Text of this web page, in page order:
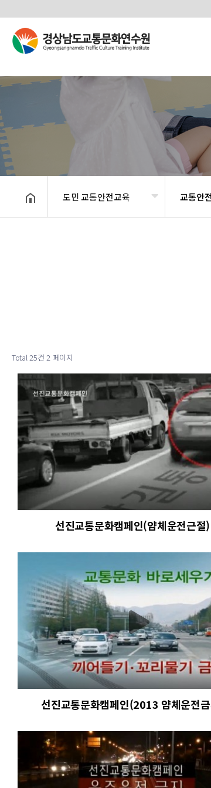
도민 교통안전교육 교통안
Total 25건 2 페이지
선진교통문화캠페인(얌체운전근절)
선진교통문화캠페인(2013 얌체운전